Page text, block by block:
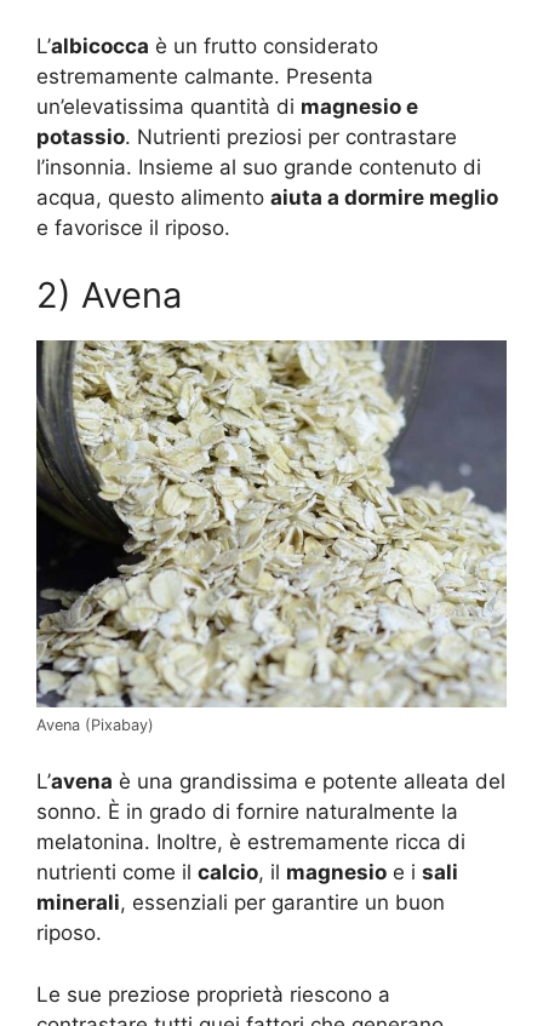
L’albicocca è un frutto considerato
estremamente calmante. Presenta
un’elevatissima quantità di magnesio e
potassio. Nutrienti preziosi per contrastare
l’insonnia. Insieme al suo grande contenuto di
acqua, questo alimento aiuta a dormire meglio
e favorisce il riposo.
2) Avena
Avena (Pixabay)
L’avena è una grandissima e potente alleata del
sonno. È in grado di fornire naturalmente la
melatonina. Inoltre, è estremamente ricca di
nutrienti come il calcio, il magnesio e i sali
minerali, essenziali per garantire un buon
riposo.
Le sue preziose proprietà riescono a